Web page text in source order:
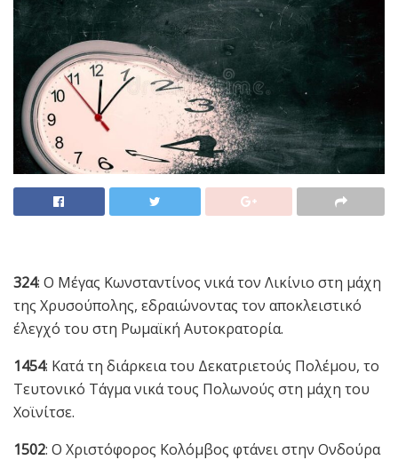
324: Ο Μέγας Κωνσταντίνος νικά τον Λικίνιο στη μάχη
της Χρυσούπολης, εδραιώνοντας τον αποκλειστικό
έλεγχό του στη Ρωμαϊκή Αυτοκρατορία.
1454: Κατά τη διάρκεια του Δεκατριετούς Πολέμου, το
Τευτονικό Τάγμα νικά τους Πολωνούς στη μάχη του
Χοϊνίτσε.
1502: Ο Χριστόφορος Κολόμβος φτάνει στην Ονδούρα